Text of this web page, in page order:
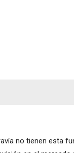
no tienen esta